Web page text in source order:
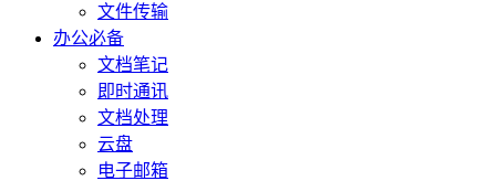
文件传输
办公必备
文档笔记
即时通讯
文档处理
云盘
电子邮箱